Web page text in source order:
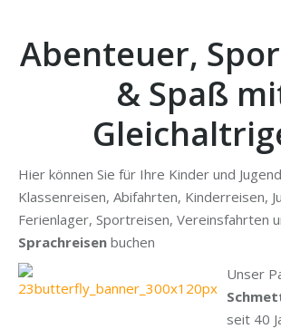
Abenteuer,
& Spaß
Hier können Sie für Ihre Kinder und
Klassenreisen, Abifahrten, Kinderreisen,
Ferienlager, Sportreisen, Vereinsfahrten
Sprachreisen buchen
Unser
seit 40